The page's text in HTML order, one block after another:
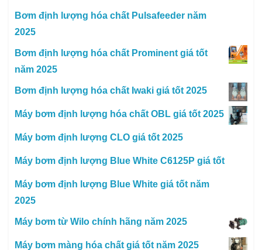
Bơm định lượng hóa chất Pulsafeeder năm
2025
Bơm định lượng hóa chất Prominent giá tốt
năm 2025
Bơm định lượng hóa chất Iwaki giá tốt 2025
Máy bơm định lượng hóa chất OBL giá tốt 2025
Máy bơm định lượng CLO giá tốt 2025
Máy bơm định lượng Blue White C6125P giá tốt
Máy bơm định lượng Blue White giá tốt năm
2025
Máy bơm từ Wilo chính hãng năm 2025
Máy bơm màng hóa chất giá tốt năm 2025